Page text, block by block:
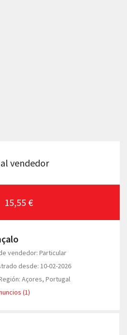
vendedor
15,55 €
vendedor: Particular
desde: 10-02-2026
Açores, Portugal
(1)